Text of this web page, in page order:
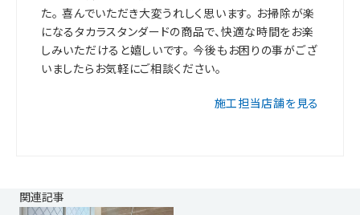
た。 喜んでいただき大変うれしく思います。 お掃除が楽
になるタカラスタンダードの商品で、快適な時間をお楽
しみいただけると嬉しいです。 今後もお困りの事がござ
いましたらお気軽にご相談ください。
施工担当店舗を見る
関連記事